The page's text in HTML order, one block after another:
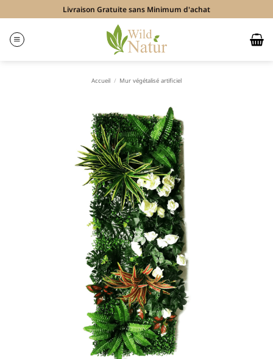
au
Livraison Gratuite sans Minimum d'achat
Accueil / Mur végétalisé artificiel